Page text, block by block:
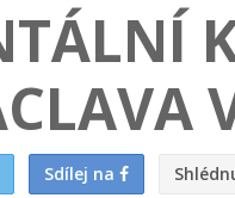
Sdílej na